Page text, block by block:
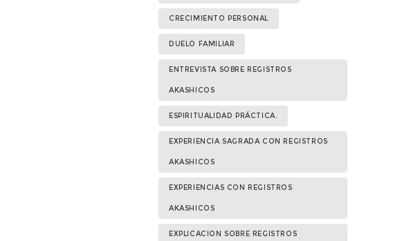
CRECIMIENTO PERSONAL
DUELO FAMILIAR
ENTREVISTA SOBRE REGISTROS
AKASHICOS
ESPIRITUALIDAD PRÁCTICA.
EXPERIENCIA SAGRADA CON REGISTROS
AKASHICOS
EXPERIENCIAS CON REGISTROS
AKASHICOS
EXPLICACION SOBRE REGISTROS